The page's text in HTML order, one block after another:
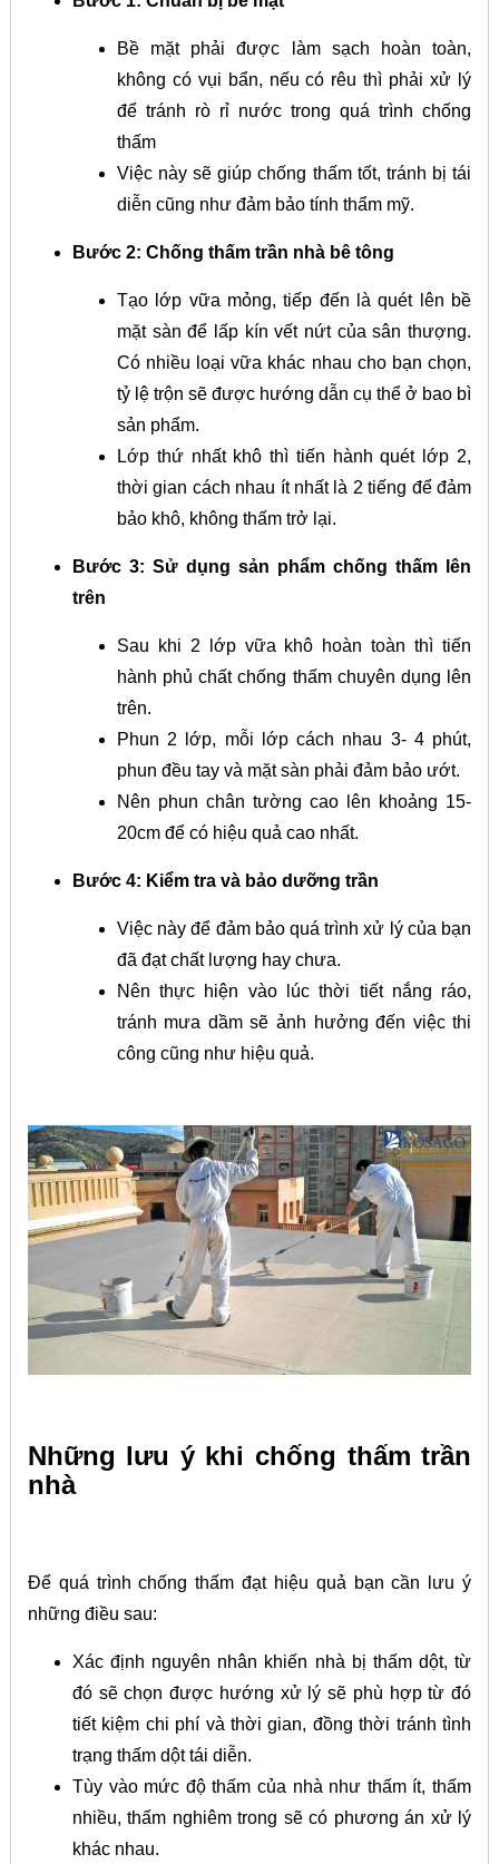
Bề mặt phải được làm sạch hoàn toàn,
không có vụi bẩn, nếu có rêu thì phải xử lý
để tránh rò rỉ nước trong quá trình chống
thấm
Việc này sẽ giúp chống thấm tốt, tránh bị tái
diễn cũng như đảm bảo tính thẩm mỹ.
Bước 2: Chống thấm trần nhà bê tông
Tạo lớp vữa mỏng, tiếp đến là quét lên bề
mặt sàn để lấp kín vết nứt của sân thượng.
Có nhiều loại vữa khác nhau cho bạn chọn,
tỷ lệ trộn sẽ được hướng dẫn cụ thể ở bao bì
sản phẩm.
Lớp thứ nhất khô thì tiến hành quét lớp 2,
thời gian cách nhau ít nhất là 2 tiếng để đảm
bảo khô, không thấm trở lại.
Bước 3: Sử dụng sản phẩm chống thấm lên
trên
Sau khi 2 lớp vữa khô hoàn toàn thì tiến
hành phủ chất chống thấm chuyên dụng lên
trên.
Phun 2 lớp, mỗi lớp cách nhau 3- 4 phút,
phun đều tay và mặt sàn phải đảm bảo ướt.
Nên phun chân tường cao lên khoảng 15-
20cm để có hiệu quả cao nhất.
Bước 4: Kiểm tra và bảo dưỡng trần
Việc này để đảm bảo quá trình xử lý của bạn
đã đạt chất lượng hay chưa.
Nên thực hiện vào lúc thời tiết nắng ráo,
tránh mưa dầm sẽ ảnh hưởng đến việc thi
công cũng như hiệu quả.
Những lưu ý khi chống thấm trần
nhà
Để quá trình chống thấm đạt hiệu quả bạn cần lưu ý
những điều sau:
Xác định nguyên nhân khiến nhà bị thấm dột, từ
đó sẽ chọn được hướng xử lý sẽ phù hợp từ đó
tiết kiệm chi phí và thời gian, đồng thời tránh tình
trạng thấm dột tái diễn.
Tùy vào mức độ thấm của nhà như thấm ít, thấm
nhiều, thấm nghiêm trong sẽ có phương án xử lý
khác nhau.